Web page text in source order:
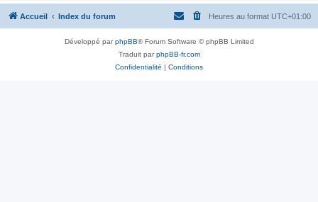
Accueil Index du forum Heures au format UTC+01:00
Développé parphpBB® Forum Software © phpBB Limited
Traduit parphpBB-fr.com
Confidentialité | Conditions